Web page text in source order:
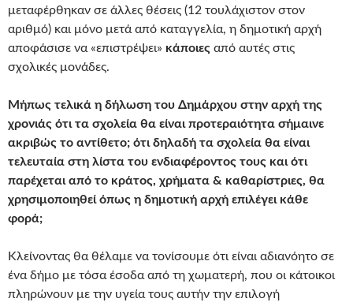
μεταφέρθηκαν σε άλλες θέσεις (12 τουλάχιστον στον
αριθμό) και μόνο μετά από καταγγελία, η δημοτική αρχή
αποφάσισε να «επιστρέψει» κάποιες από αυτές στις
σχολικές μονάδες.
Μήπως τελικά η δήλωση του Δημάρχου στην αρχή της
χρονιάς ότι τα σχολεία θα είναι προτεραιότητα σήμαινε
ακριβώς το αντίθετο; ότι δηλαδή τα σχολεία θα είναι
τελευταία στη λίστα του ενδιαφέροντος τους και ότι
παρέχεται από το κράτος, χρήματα & καθαρίστριες, θα
χρησιμοποιηθεί όπως η δημοτική αρχή επιλέγει κάθε
φορά;
Κλείνοντας θα θέλαμε να τονίσουμε ότι είναι αδιανόητο σε
ένα δήμο με τόσα έσοδα από τη χωματερή, που οι κάτοικοι
πληρώνουν με την υγεία τους αυτήν την επιλογή